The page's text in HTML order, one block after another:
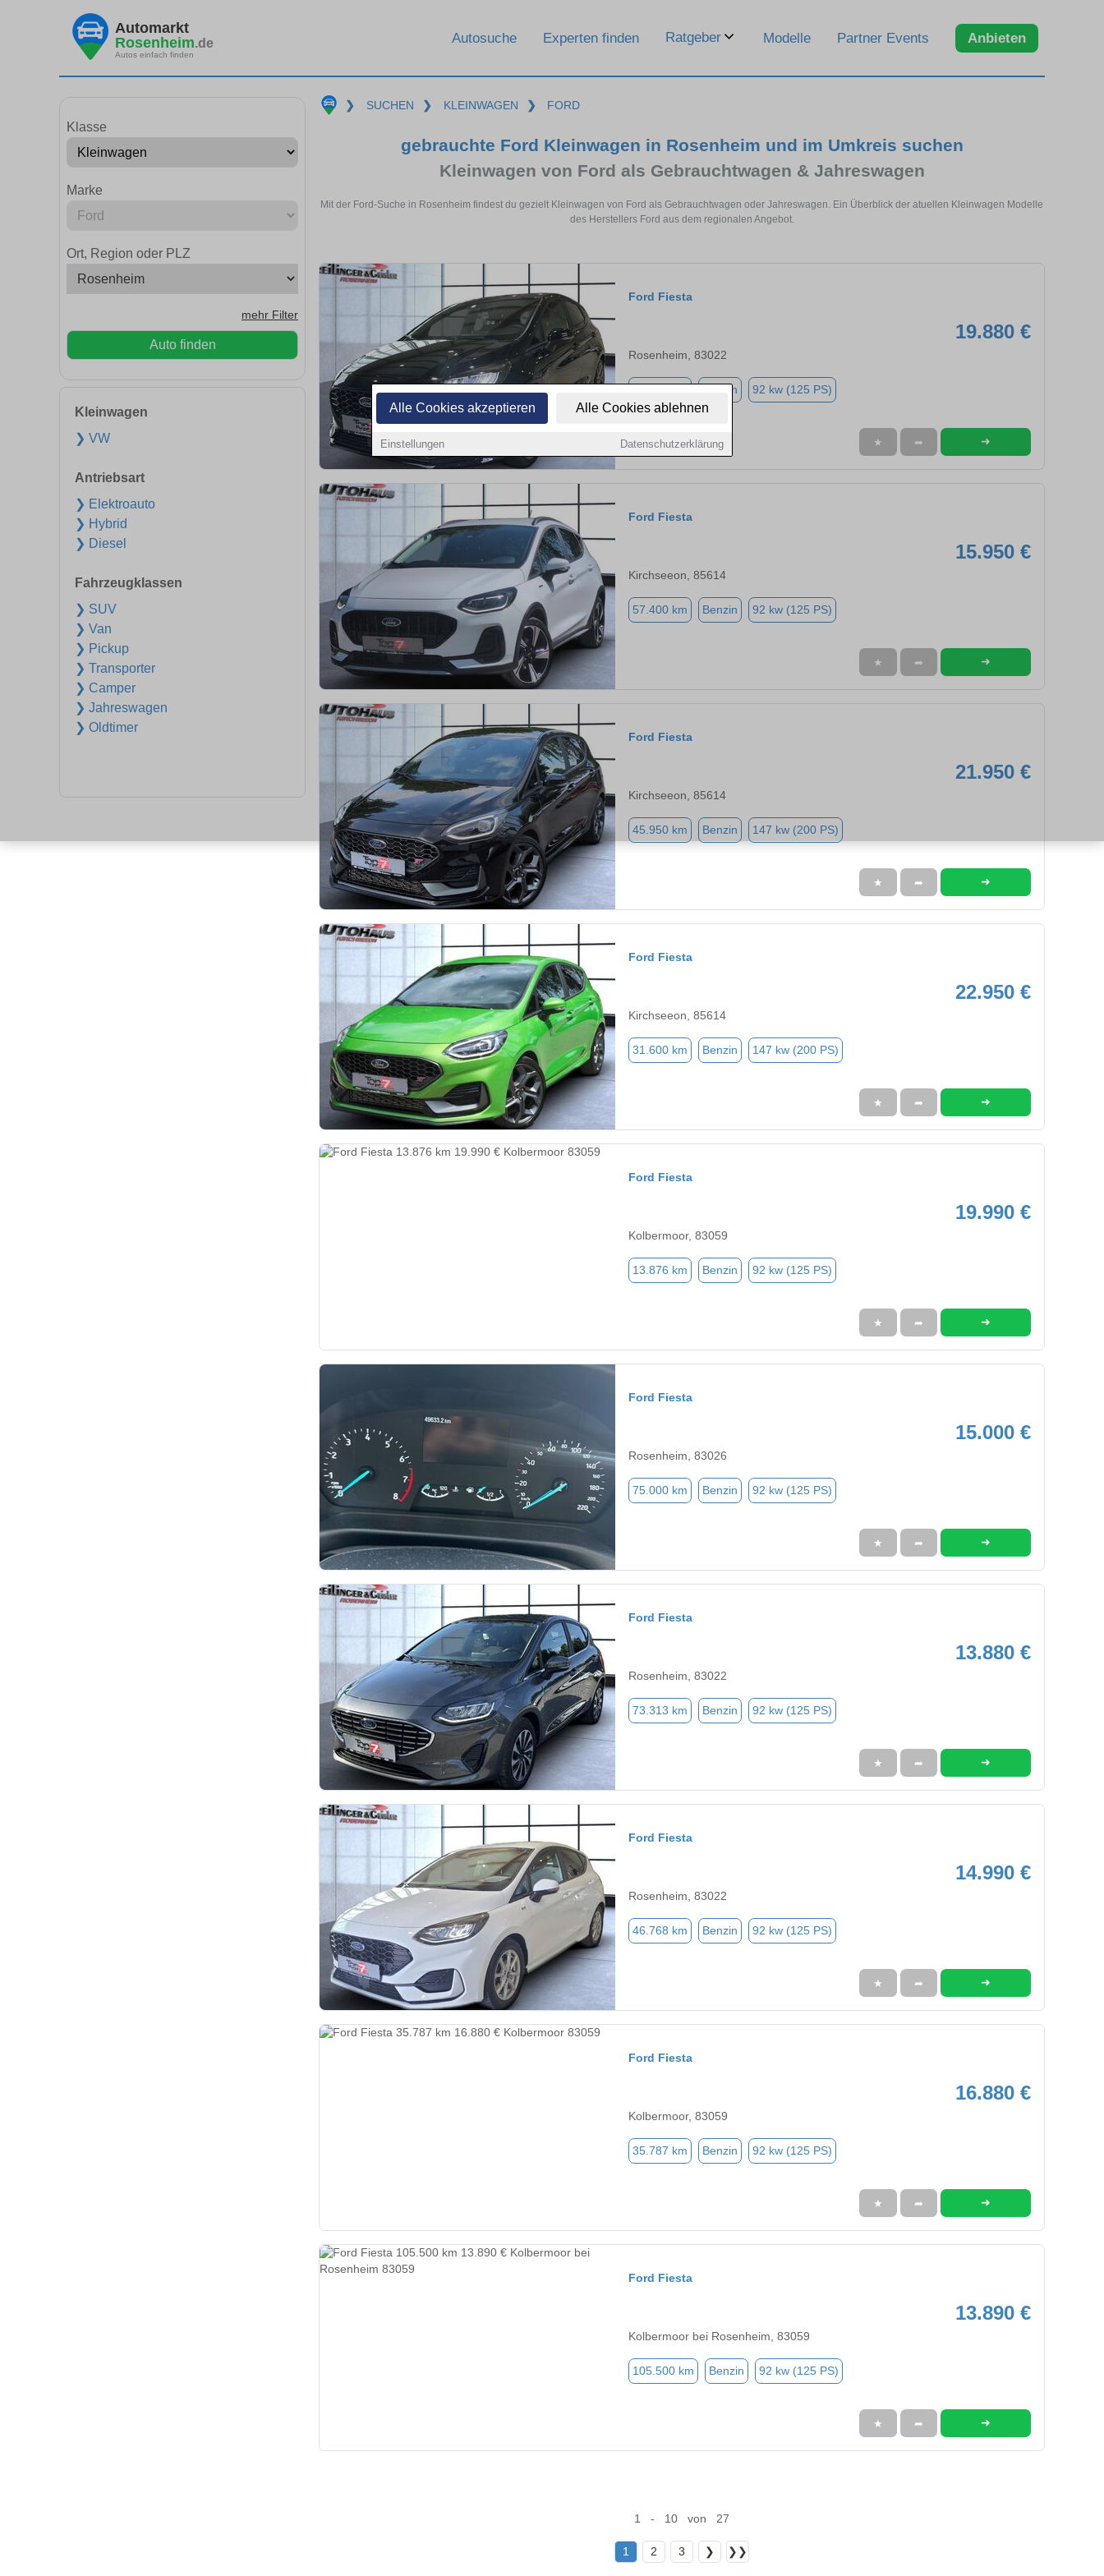
Alle Cookies akzeptieren Alle Cookies ablehnen
Einstellungen Datenschutzerklärung
Automarkt
Rosenheim.de
Autos einfach finden
Autosuche Experten finden Ratgeber Modelle Partner Events Anbieten
Klasse
Marke
Ort, Region oder PLZ
mehr Filter
Auto finden
Kleinwagen
❯ VW
Antriebsart
❯ Elektroauto
❯ Hybrid
❯ Diesel
Fahrzeugklassen
❯ SUV
❯ Van
❯ Pickup
❯ Transporter
❯ Camper
❯ Jahreswagen
❯ Oldtimer
❯ SUCHEN ❯ KLEINWAGEN ❯ FORD
gebrauchte Ford Kleinwagen in Rosenheim und im Umkreis suchen
Kleinwagen von Ford als Gebrauchtwagen & Jahreswagen
Mit der Ford-Suche in Rosenheim findest du gezielt Kleinwagen von Ford als Gebrauchtwagen oder Jahreswagen. Ein Überblick der atuellen Kleinwagen Modelle
des Herstellers Ford aus dem regionalen Angebot.
Ford Fiesta
19.880 €
Rosenheim, 83022
Benzin 92 kw (125 PS)
★ ➦ ➜
Ford Fiesta
15.950 €
Kirchseeon, 85614
57.400 km Benzin 92 kw (125 PS)
★ ➦ ➜
Ford Fiesta
21.950 €
Kirchseeon, 85614
45.950 km Benzin 147 kw (200 PS)
★ ➦ ➜
Ford Fiesta
22.950 €
Kirchseeon, 85614
31.600 km Benzin 147 kw (200 PS)
★ ➦ ➜
Ford Fiesta
19.990 €
Kolbermoor, 83059
13.876 km Benzin 92 kw (125 PS)
★ ➦ ➜
Ford Fiesta
15.000 €
Rosenheim, 83026
75.000 km Benzin 92 kw (125 PS)
★ ➦ ➜
Ford Fiesta
13.880 €
Rosenheim, 83022
73.313 km Benzin 92 kw (125 PS)
★ ➦ ➜
Ford Fiesta
14.990 €
Rosenheim, 83022
46.768 km Benzin 92 kw (125 PS)
★ ➦ ➜
Ford Fiesta
16.880 €
Kolbermoor, 83059
35.787 km Benzin 92 kw (125 PS)
★ ➦ ➜
Ford Fiesta
13.890 €
Kolbermoor bei Rosenheim, 83059
105.500 km Benzin 92 kw (125 PS)
★ ➦ ➜
1 - 10 von 27
1 2 3 ❯ ❯❯